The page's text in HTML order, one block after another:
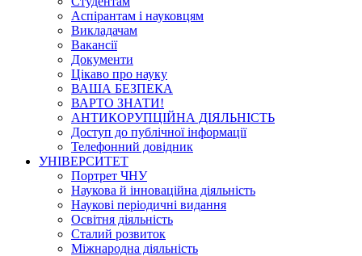
Аспірантам і науковцям
Викладачам
Вакансії
Документи
Цікаво про науку
ВАША БЕЗПЕКА
ВАРТО ЗНАТИ!
АНТИКОРУПЦІЙНА ДІЯЛЬНІСТЬ
Доступ до публічної інформації
Телефонний довідник
УНІВЕРСИТЕТ
Портрет ЧНУ
Наукова й інноваційна діяльність
Наукові періодичні видання
Освітня діяльність
Сталий розвиток
Міжнародна діяльність